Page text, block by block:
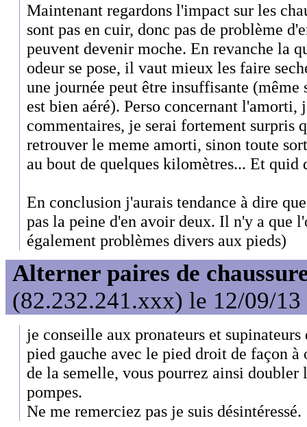
Maintenant regardons l'impact sur les
sont pas en cuir, donc pas de problème
peuvent devenir moche. En revanche la
odeur se pose, il vaut mieux les faire
une journée peut être insuffisante (même
est bien aéré). Perso concernant l'amorti,
commentaires, je serai fortement surpris
retrouver le meme amorti, sinon toute
au bout de quelques kilomètres... Et quid
En conclusion j'aurais tendance à dire
pas la peine d'en avoir deux. Il n'y a que
également problèmes divers aux pieds)
Alterner paires de
(82.232.241.xxx) le 12/09/13
je conseille aux pronateurs et
pied gauche avec le pied droit de façon
de la semelle, vous pourrez ainsi doubler
pompes.
Ne me remerciez pas je suis désintéressé.